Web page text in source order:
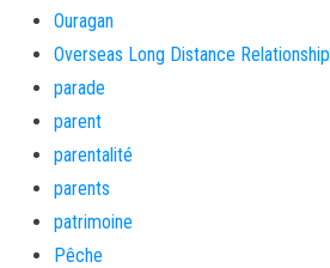
Ouragan
Overseas Long Distance Relationship
parade
parent
parentalité
parents
patrimoine
Pêche